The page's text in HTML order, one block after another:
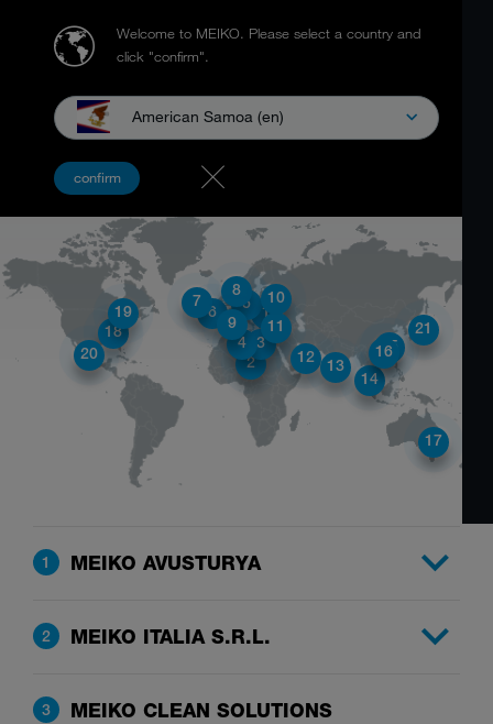
Welcome to MEIKO. Please select a country and
click "confirm".
American Samoa (en)
confirm LOKASYONLAR
1
2
3
4
5
6
7
8
9
10
11
12
13
14
15
16
17
18
19
20
21
1 MEIKO AVUSTURYA
2 MEIKO ITALIA S.R.L.
3
MEIKO CLEAN SOLUTIONS